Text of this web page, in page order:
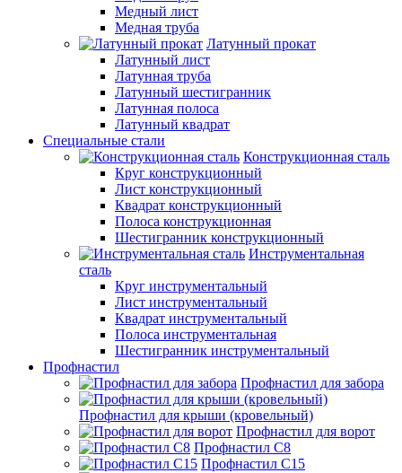
Медный лист
Медная труба
Латунный прокат
Латунный лист
Латунная труба
Латунный шестигранник
Латунная полоса
Латунный квадрат
Специальные стали
Конструкционная сталь
Круг конструкционный
Лист конструкционный
Квадрат конструкционный
Полоса конструкционная
Шестигранник конструкционный
Инструментальная
сталь
Круг инструментальный
Лист инструментальный
Квадрат инструментальный
Полоса инструментальная
Шестигранник инструментальный
Профнастил
Профнастил для забора
Профнастил для крыши (кровельный)
Профнастил для ворот
Профнастил С8
Профнастил С15